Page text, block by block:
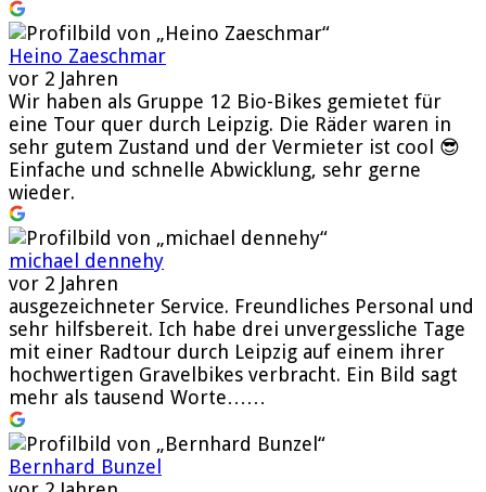
Heino Zaeschmar
vor 2 Jahren
Wir haben als Gruppe 12 Bio-Bikes gemietet für
eine Tour quer durch Leipzig. Die Räder waren in
sehr gutem Zustand und der Vermieter ist cool 😎
Einfache und schnelle Abwicklung, sehr gerne
wieder.
michael dennehy
vor 2 Jahren
ausgezeichneter Service. Freundliches Personal und
sehr hilfsbereit. Ich habe drei unvergessliche Tage
mit einer Radtour durch Leipzig auf einem ihrer
hochwertigen Gravelbikes verbracht. Ein Bild sagt
mehr als tausend Worte……
Bernhard Bunzel